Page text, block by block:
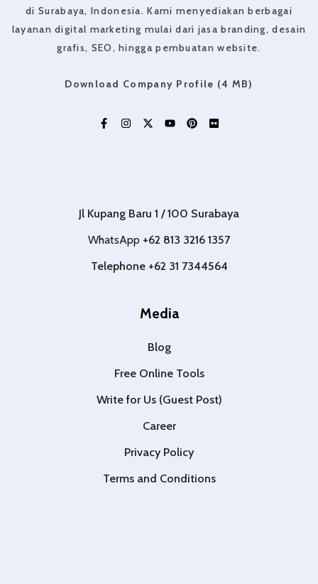
di Surabaya, Indonesia. Kami menyediakan berbagai
layanan digital marketing mulai dari jasa branding, desain
grafis, SEO, hingga pembuatan website.
Download Company Profile (4 MB)
Jl Kupang Baru 1 / 100 Surabaya
WhatsApp +62 813 3216 1357
Telephone +62 31 7344564
Media
Blog
Free Online Tools
Write for Us (Guest Post)
Career
Privacy Policy
Terms and Conditions